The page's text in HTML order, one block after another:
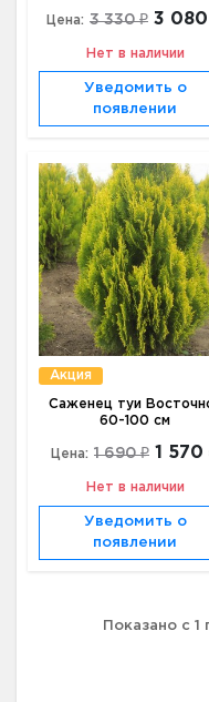
Цена: 3 330 ₽ 3 080
Нет в наличии
Уведомить о
появлении
Акция
Саженец туи
60-100 см
Цена: 1 690 ₽ 1 570
Нет в наличии
Уведомить о
появлении
Показано с